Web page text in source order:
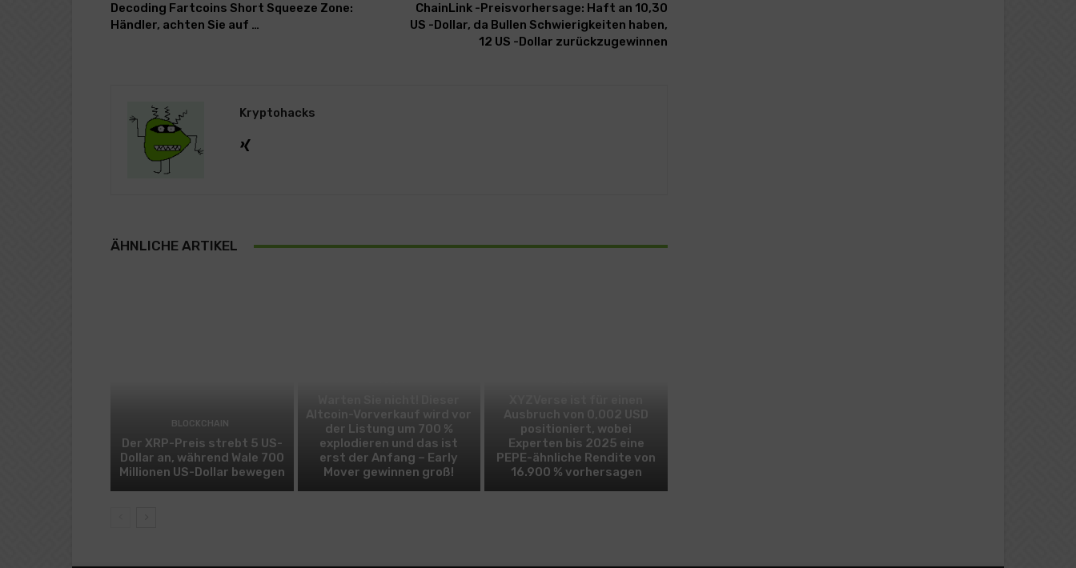
Decoding Fartcoins Short Squeeze Zone:
Händler, achten Sie auf …
ChainLink -Preisvorhersage: Haft an 10,30
US -Dollar, da Bullen Schwierigkeiten haben,
12 US -Dollar zurückzugewinnen
Kryptohacks
ÄHNLICHE ARTIKEL
BLOCKCHAIN
Der XRP-Preis strebt 5 US-
Dollar an, während Wale 700
Millionen US-Dollar bewegen
Altcoin-Vorverkauf wird vor
der Listung um 700 %
explodieren und das ist
erst der Anfang – Early
Mover gewinnen groß!
Ausbruch von 0,002 USD
positioniert, wobei
Experten bis 2025 eine
PEPE-ähnliche Rendite von
16.900 % vorhersagen